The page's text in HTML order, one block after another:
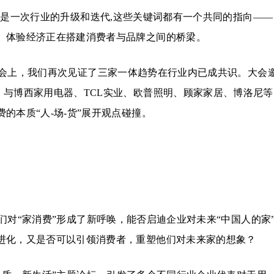
一次行业的升级和迭代,这些关键词都有一个共同的指向——
验经济正在搭建消费者与品牌之间的桥梁。
上，我们再次见证了三家一体趋势在行业内已成共识。大会
博西家用电器、TCL实业、欧普照明、顾家家居、博洛尼等
本质“人-场-货”展开观点碰撞。
“家消费”形成了新呼唤，能否启迪企业对未来“中国人的家
，又是否可以引领消费者，重塑他们对未来家的想象？